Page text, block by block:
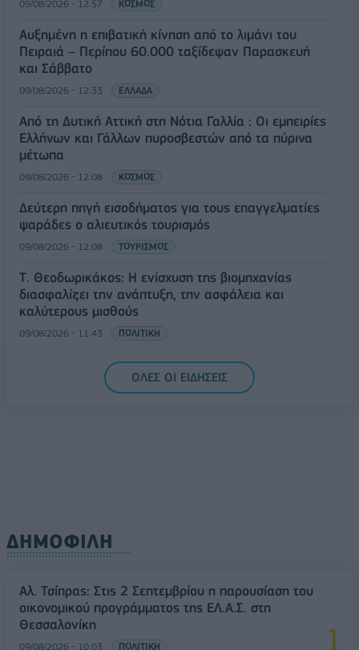
09/08/2026 - 12:57 ΚΟΣΜΟΣ
Αυξημένη η επιβατική κίνηση από το λιμάνι του
Πειραιά – Περίπου 60.000 ταξίδεψαν Παρασκευή
και Σάββατο
09/08/2026 - 12:33 ΕΛΛΑΔΑ
Από τη Δυτική Αττική στη Νότια Γαλλία : Οι εμπειρίες
Ελλήνων και Γάλλων πυροσβεστών από τα πύρινα
μέτωπα
09/08/2026 - 12:08 ΚΟΣΜΟΣ
Δεύτερη πηγή εισοδήματος για τους επαγγελματίες
ψαράδες ο αλιευτικός τουρισμός
09/08/2026 - 12:08 ΤΟΥΡΙΣΜΟΣ
Τ. Θεοδωρικάκος: Η ενίσχυση της βιομηχανίας
διασφαλίζει την ανάπτυξη, την ασφάλεια και
καλύτερους μισθούς
09/08/2026 - 11:43 ΠΟΛΙΤΙΚΗ
Υπ. Μεταφορών: Οριστική λύση στο ζήτημα των
πινακίδων κυκλοφορίας - Τέλος στις χρονοβόρες
ΟΛΕΣ ΟΙ ΕΙΔΗΣΕΙΣ
ΔΗΜΟΦΙΛΗ
Αλ. Τσίπρας: Στις 2 Σεπτεμβρίου η παρουσίαση του
οικονομικού προγράμματος της ΕΛ.Α.Σ. στη
Θεσσαλονίκη
09/08/2026 - 10:03 ΠΟΛΙΤΙΚΗ